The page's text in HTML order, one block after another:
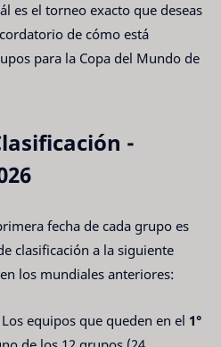
es el torneo exacto que deseas
de cómo está
para la Copa del Mundo de
-
fecha de cada grupo es
clasificación a la siguiente
los mundiales anteriores:
Los equipos que queden en el 1°